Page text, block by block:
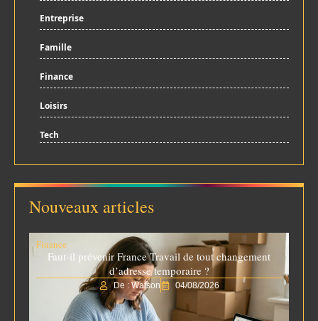
Entreprise
Famille
Finance
Loisirs
Tech
Nouveaux articles
Finance
Faut-il prévenir France Travail de tout changement
d’adresse temporaire ?
De : Watson 04/08/2026